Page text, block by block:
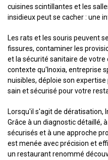
cuisines scintillantes et les
insidieux peut se cacher : une
Les rats et les souris peuvent
fissures, contaminer les
et la sécurité sanitaire de
contexte qu'Inoxia, entreprise
nuisibles, déploie son
sain et sécurisé pour votre
Lorsqu'il s'agit de dératisation,
Grâce à un diagnostic détaillé,
sécurisés et à une approche
est menée avec précision et
un restaurant renommé